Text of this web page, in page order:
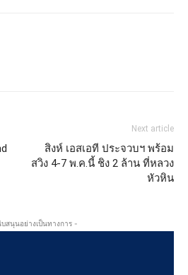
Next article
สิงห์ เอสเอที ประจวบฯ พร้อม
สวิง 4-7 พ.ค.นี้ ชิง 2 ล้าน ที่หลวง
หัวหิน
สนุนอย่างเป็นทางการ -